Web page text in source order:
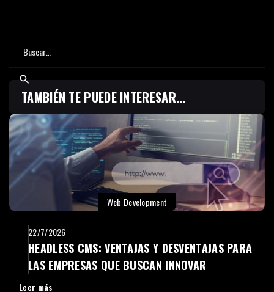
TAMBIÉN TE PUEDE INTERESAR...
Web Development
22/7/2026
HEADLESS CMS: VENTAJAS Y DESVENTAJAS PARA
LAS EMPRESAS QUE BUSCAN INNOVAR
Leer más